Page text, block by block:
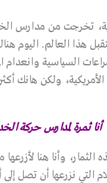
تخرجت من مدارس
السياسية
أنا ثمرة لمدارس حركة
الثمار، وأنا هنا
التي نزرعها أن تصل